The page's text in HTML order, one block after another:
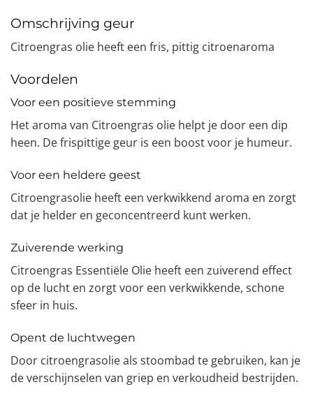
Omschrijving geur
Citroengras olie heeft een fris, pittig citroenaroma
Voordelen
Voor een positieve stemming
Het aroma van Citroengras olie helpt je door een dip
heen. De frispittige geur is een boost voor je humeur.
Voor een heldere geest
Citroengrasolie heeft een verkwikkend aroma en zorgt
dat je helder en geconcentreerd kunt werken.
Zuiverende werking
Citroengras Essentiële Olie heeft een zuiverend effect
op de lucht en zorgt voor een verkwikkende, schone
sfeer in huis.
Opent de luchtwegen
Door citroengrasolie als stoombad te gebruiken, kan je
de verschijnselen van griep en verkoudheid bestrijden.